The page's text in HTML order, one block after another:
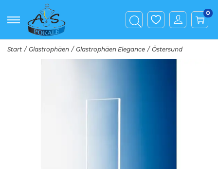
0
Start / Glastrophäen / Glastrophäen Elegance / Östersund